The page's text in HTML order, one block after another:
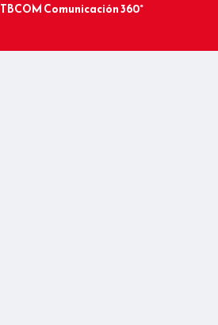
TBCOM Comunicación 360°